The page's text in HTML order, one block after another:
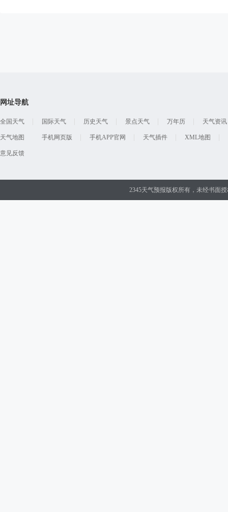
网址导航
全国天气 国际天气 历史天气 景点天气 万年历 天气资讯
天气地图 手机网页版 手机APP官网 天气插件 XML地图
意见反馈
2345天气预报版权所有，未经书面